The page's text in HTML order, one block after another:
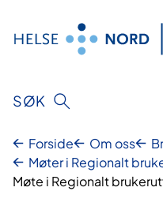
innhold
SØK
Forside Om oss
Møter i Regionalt
Møte i Regionalt